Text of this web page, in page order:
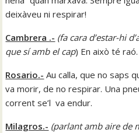
deixàveu ni respirar!
Cambrera .- (fa cara d’estar-hi
que sí amb el cap) En això té raó.
Rosario.- Au calla, que no saps
va morir, de no respirar. Una
corrent se’l va endur.
Milagros.- (parlant amb aire de